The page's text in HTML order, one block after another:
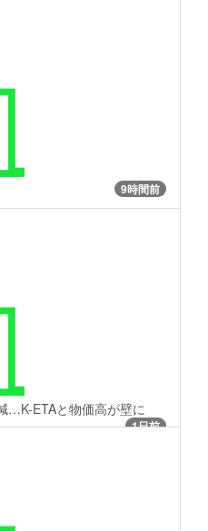
9時間前
…K-ETAと物価高が壁に
1日前